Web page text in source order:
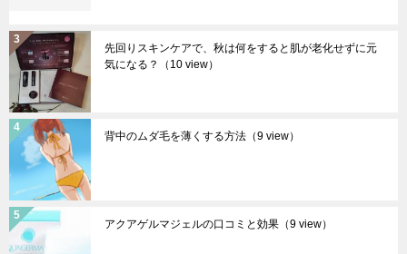
先回りスキンケアで、秋は何をすると肌が老化せずに元
気になる？
（10 view）
背中のムダ毛を薄くする方法 （9 view）
アクアゲルマジェルの口コミと効果 （9 view）